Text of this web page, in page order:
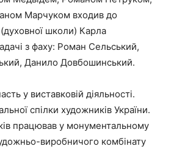
Марчуком входив до
(духовної школи) Карла
з фаху: Роман Сельський,
Данило Довбошинський.
у виставковій діяльності.
спілки художників України.
працював у монументальному
виробничого комбінату